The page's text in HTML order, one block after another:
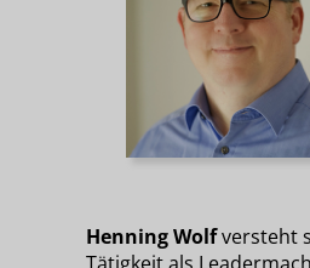
Henning Wolfversteht
Tätigkeit als